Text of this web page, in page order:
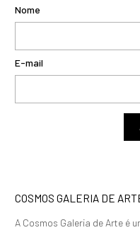
Nome
E-mail
COSMOS GALERIA DE
A Cosmos Galeria de Arte é